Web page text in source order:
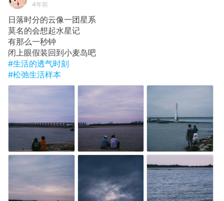
4年前
日落时分的云像一团星系
莫名的会想起水星记
有那么一秒钟
闭上眼假装回到小麦岛吧
#生活的透气时刻
#松弛生活样本